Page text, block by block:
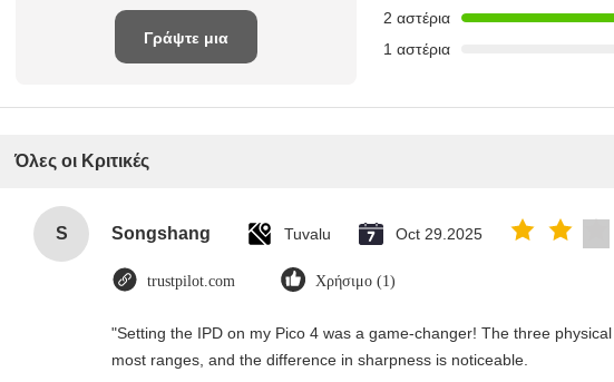
Γράψτε μια
2 αστέρια
1 αστέρια
Όλες οι Κριτικές
S Songshang Tuvalu Oct 29.2025
trustpilot.com Χρήσιμο (1)
"Setting the IPD on my Pico 4 was a game-changer! The three
most ranges, and the difference in sharpness is noticeable.